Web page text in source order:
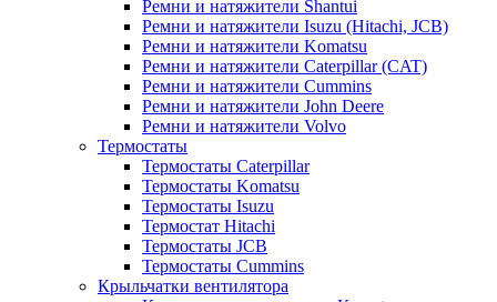
Ремни и натяжители Shantui
Ремни и натяжители Isuzu (Hitachi, JCB)
Ремни и натяжители Komatsu
Ремни и натяжители Caterpillar (CAT)
Ремни и натяжители Cummins
Ремни и натяжители John Deere
Ремни и натяжители Volvo
Термостаты
Термостаты Caterpillar
Термостаты Komatsu
Термостаты Isuzu
Термостат Hitachi
Термостаты JCB
Термостаты Cummins
Крыльчатки вентилятора